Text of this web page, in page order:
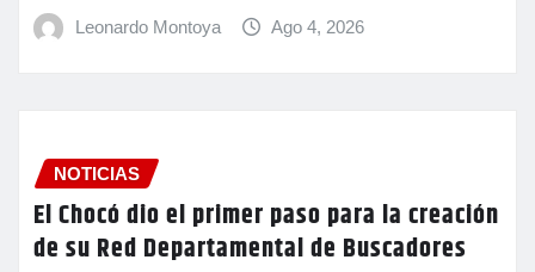
Leonardo Montoya Ago 4, 2026
NOTICIAS
El Chocó dio el primer paso para la creación
de su Red Departamental de Buscadores